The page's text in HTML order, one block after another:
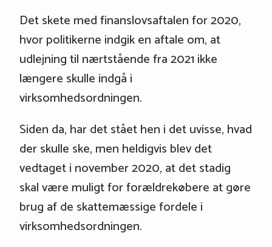
Det skete med finanslovsaftalen for 2020,
hvor politikerne indgik en aftale om, at
udlejning til nærtstående fra 2021 ikke
længere skulle indgå i
virksomhedsordningen.
Siden da, har det stået hen i det uvisse, hvad
der skulle ske, men heldigvis blev det
vedtaget i november 2020, at det stadig
skal være muligt for forældrekøbere at gøre
brug af de skattemæssige fordele i
virksomhedsordningen.